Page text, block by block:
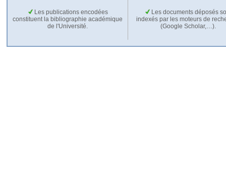
Les publications encodées
constituent la bibliographie académique
de l'Université.
Les documents déposés
indexés par les moteurs de
(Google Scholar,…).